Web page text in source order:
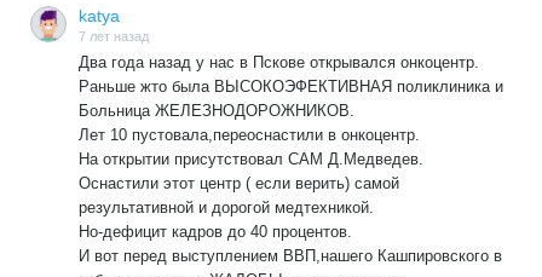
katya
7 лет назад
Два года назад у нас в Пскове открывался онкоцентр.
Раньше жто была ВЫСОКОЭФЕКТИВНАЯ поликлиника и
Больница ЖЕЛЕЗНОДОРОЖНИКОВ.
Лет 10 пустовала,переоснастили в онкоцентр.
На открытии присутствовал САМ Д.Медведев.
Оснастили этот центр ( если верить) самой
результативной и дорогой медтехникой.
Но-дефицит кадров до 40 процентов.
И вот перед выступлением ВВП,нашего Кашпировского в